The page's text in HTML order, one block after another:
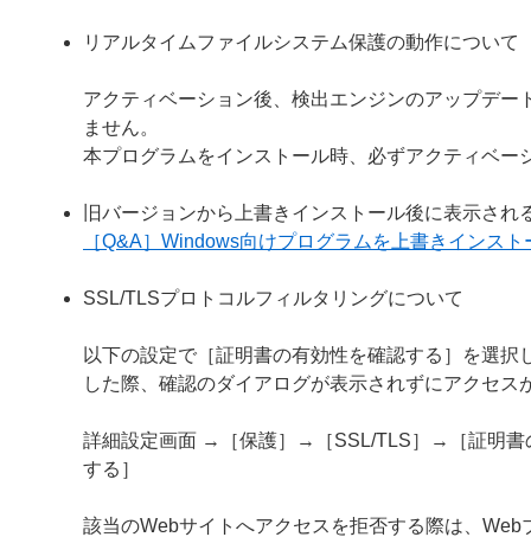
リアルタイムファイルシステム保護の動作について
アクティベーション後、検出エンジンのアップデ
ません。
本プログラムをインストール時、必ずアクティベ
旧バージョンから上書きインストール後に表示され
［Q&A］Windows向けプログラムを上書きインス
SSL/TLSプロトコルフィルタリングについて
以下の設定で［証明書の有効性を確認する］を選
した際、確認のダイアログが表示されずにアクセス
詳細設定画面 →［保護］→［SSL/TLS］→［証明書
する］
該当のWebサイトへアクセスを拒否する際は、